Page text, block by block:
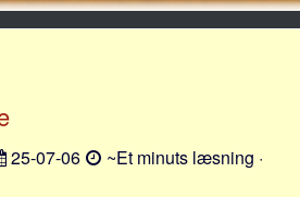
25-07-06
~Et minuts læsning ·